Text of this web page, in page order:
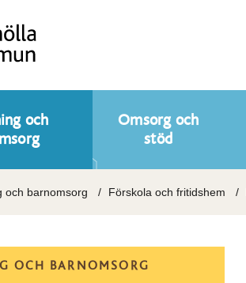
och
Omsorg och
stöd
och barnomsorg Förskola och fritidshem
OCH BARNOMSORG